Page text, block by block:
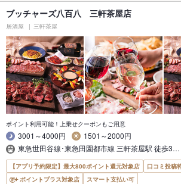
ブッチャーズ八百八 三軒茶屋店
居酒屋 三軒茶屋
ポイント利用可能！上乗せクーポンもご用意
3001～4000円
1501～2000円
東急世田谷線･東急田園都市線 三軒茶屋駅 徒歩3…
【アプリ予約限定】最大800ポイント還元対象店
口コミ投稿
ポイントプラス対象店
スマート支払い可